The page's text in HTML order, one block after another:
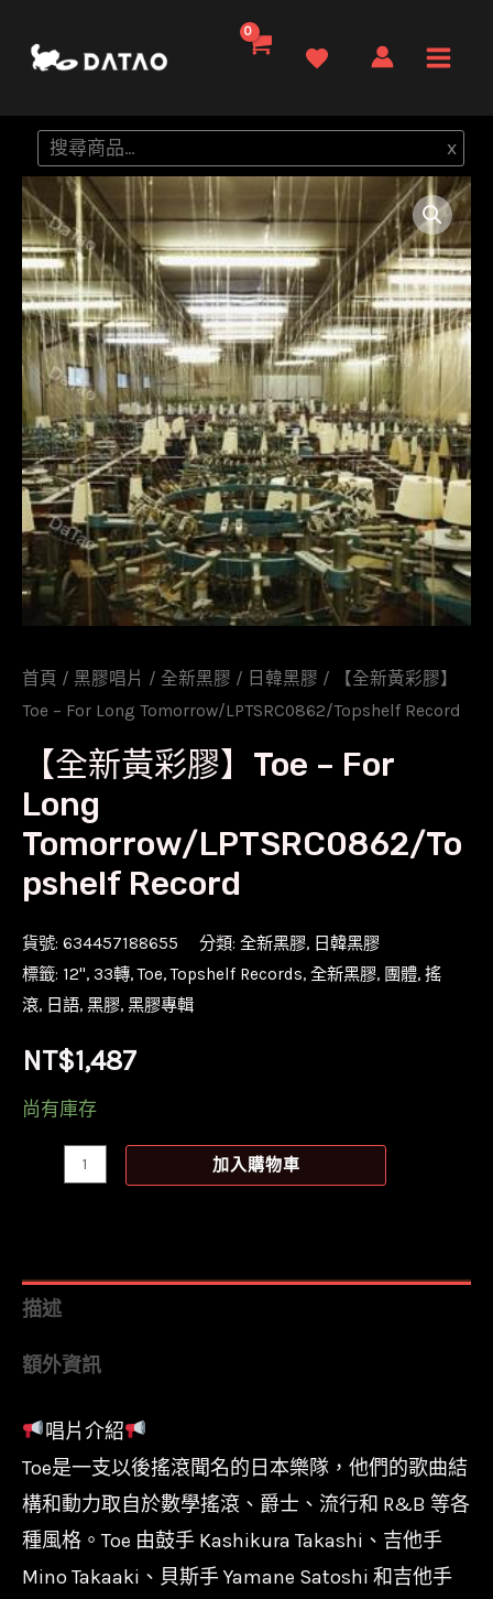
要
Menu
搜
尋
x
首頁 / 黑膠唱片 / 全新黑膠 / 日韓黑膠 / 【全新黃彩膠】
Toe – For Long Tomorrow/LPTSRC0862/Topshelf Record
【全新黃彩膠】Toe – For
Long
Tomorrow/LPTSRC0862/To
pshelf Record
貨號: 634457188655 分類: 全新黑膠, 日韓黑膠
標籤: 12'', 33轉,Toe,Topshelf Records, 全新黑膠, 團體, 搖
滾, 日語, 黑膠, 黑膠專輯
NT$1,487
尚有庫存
膠】
-
Long
Tomorrow/LPTSRC0862/Topshelf
Record
數
量
加入購物車
描述
額外資訊
唱片介紹
Toe是一支以後搖滾聞名的日本樂隊，他們的歌曲結
構和動力取自於數學搖滾、爵士、流行和 R&B 等各
種風格。Toe 由鼓手 Kashikura Takashi、吉他手
Mino Takaaki、貝斯手 Yamane Satoshi 和吉他手